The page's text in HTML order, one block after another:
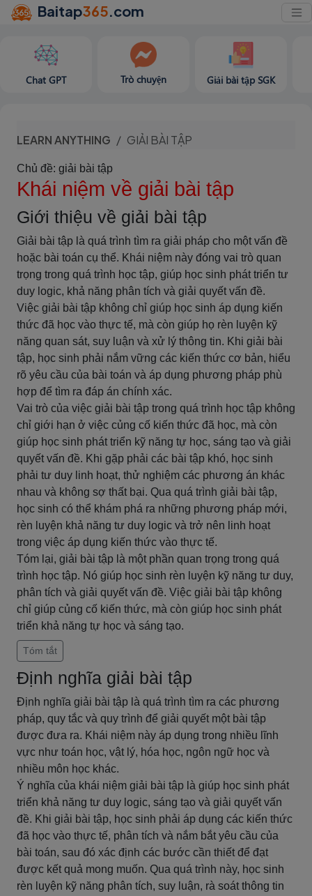
Baitap365.com
Chat GPT Trò chuyện Giải bài tập SGK
LEARN ANYTHING GIẢI BÀI TẬP
Chủ đề: giải bài tập
Khái niệm về giải bài tập
Giới thiệu về giải bài tập
Giải bài tập là quá trình tìm ra giải pháp cho một vấn đề
hoặc bài toán cụ thể. Khái niệm này đóng vai trò quan
trọng trong quá trình học tập, giúp học sinh phát triển tư
duy logic, khả năng phân tích và giải quyết vấn đề.
Việc giải bài tập không chỉ giúp học sinh áp dụng kiến
thức đã học vào thực tế, mà còn giúp họ rèn luyện kỹ
năng quan sát, suy luận và xử lý thông tin. Khi giải bài
tập, học sinh phải nắm vững các kiến thức cơ bản, hiểu
rõ yêu cầu của bài toán và áp dụng phương pháp phù
hợp để tìm ra đáp án chính xác.
Vai trò của việc giải bài tập trong quá trình học tập không
chỉ giới hạn ở việc củng cố kiến thức đã học, mà còn
giúp học sinh phát triển kỹ năng tự học, sáng tạo và giải
quyết vấn đề. Khi gặp phải các bài tập khó, học sinh
phải tư duy linh hoạt, thử nghiệm các phương án khác
nhau và không sợ thất bại. Qua quá trình giải bài tập,
học sinh có thể khám phá ra những phương pháp mới,
rèn luyện khả năng tư duy logic và trở nên linh hoạt
trong việc áp dụng kiến thức vào thực tế.
Tóm lại, giải bài tập là một phần quan trọng trong quá
trình học tập. Nó giúp học sinh rèn luyện kỹ năng tư duy,
phân tích và giải quyết vấn đề. Việc giải bài tập không
chỉ giúp củng cố kiến thức, mà còn giúp học sinh phát
triển khả năng tự học và sáng tạo.
Tóm tắt
Định nghĩa giải bài tập
Định nghĩa giải bài tập là quá trình tìm ra các phương
pháp, quy tắc và quy trình để giải quyết một bài tập
được đưa ra. Khái niệm này áp dụng trong nhiều lĩnh
vực như toán học, vật lý, hóa học, ngôn ngữ học và
nhiều môn học khác.
Ý nghĩa của khái niệm giải bài tập là giúp học sinh phát
triển khả năng tư duy logic, sáng tạo và giải quyết vấn
đề. Khi giải bài tập, học sinh phải áp dụng các kiến thức
đã học vào thực tế, phân tích và nắm bắt yêu cầu của
bài toán, sau đó xác định các bước cần thiết để đạt
được kết quả mong muốn. Qua quá trình này, học sinh
rèn luyện kỹ năng phân tích, suy luận, rà soát thông tin